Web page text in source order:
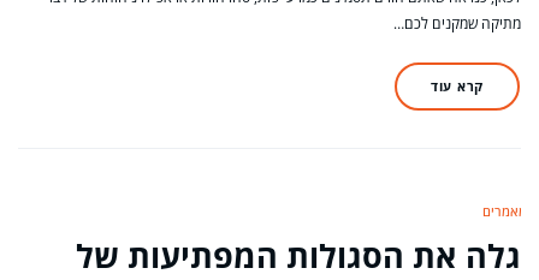
מתיקה שמקנים לכם…
קרא עוד
מאמרים
גלה את הסגולות המפתיעות של